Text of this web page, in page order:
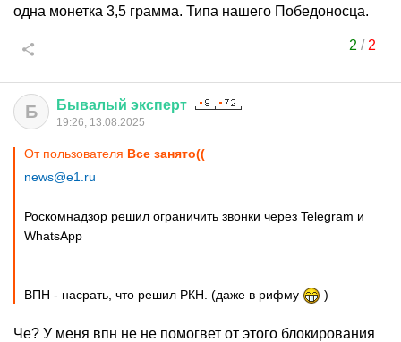
одна монетка 3,5 грамма. Типа нашего Победоносца.
2 / 2
Б Бывалый эксперт
19:26, 13.08.2025
От пользователя Все занято((
news@e1.ru
Роскомнадзор решил ограничить звонки через Telegram и
WhatsApp
ВПН - насрать, что решил РКН. (даже в рифму )
Че? У меня впн не не помогвет от этого блокирования